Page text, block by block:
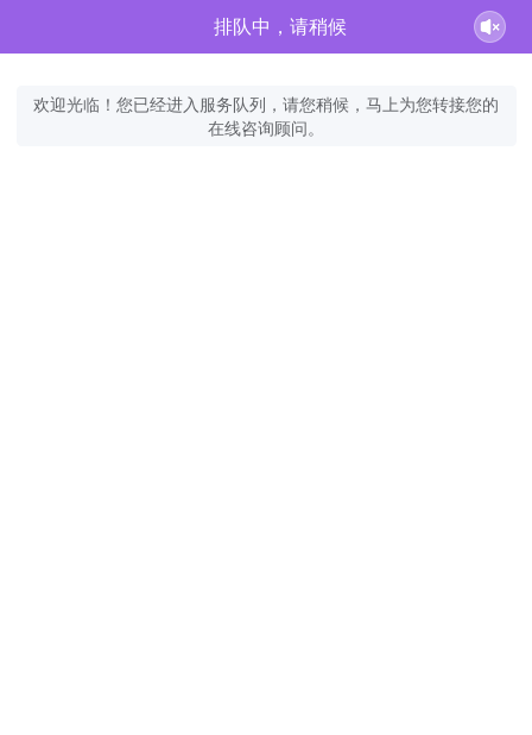
排队中，请稍候
欢迎光临！您已经进入服务队列，请您稍候，马上为您转接您的
在线咨询顾问。